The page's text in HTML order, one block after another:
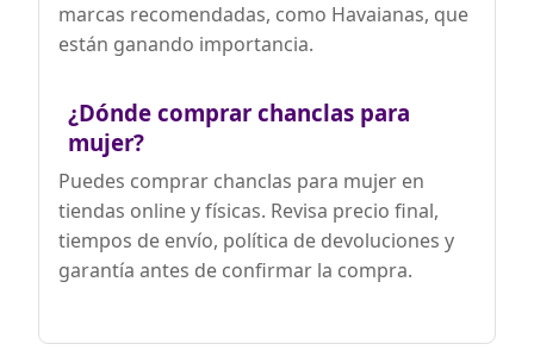
marcas recomendadas, como Havaianas, que
están ganando importancia.
¿Dónde comprar chanclas para
mujer?
Puedes comprar chanclas para mujer en
tiendas online y físicas. Revisa precio final,
tiempos de envío, política de devoluciones y
garantía antes de confirmar la compra.